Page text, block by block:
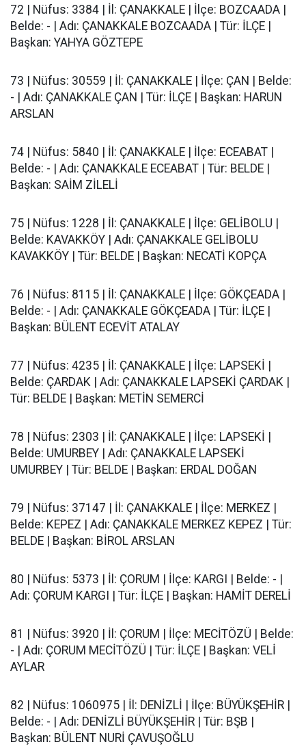
72 | Nüfus: 3384 | İl: ÇANAKKALE | İlçe: BOZCAADA |
Belde: - | Adı: ÇANAKKALE BOZCAADA | Tür: İLÇE |
Başkan: YAHYA GÖZTEPE
73 | Nüfus: 30559 | İl: ÇANAKKALE | İlçe: ÇAN | Belde:
- | Adı: ÇANAKKALE ÇAN | Tür: İLÇE | Başkan: HARUN
ARSLAN
74 | Nüfus: 5840 | İl: ÇANAKKALE | İlçe: ECEABAT |
Belde: - | Adı: ÇANAKKALE ECEABAT | Tür: BELDE |
Başkan: SAİM ZİLELİ
75 | Nüfus: 1228 | İl: ÇANAKKALE | İlçe: GELİBOLU |
Belde: KAVAKKÖY | Adı: ÇANAKKALE GELİBOLU
KAVAKKÖY | Tür: BELDE | Başkan: NECATİ KOPÇA
76 | Nüfus: 8115 | İl: ÇANAKKALE | İlçe: GÖKÇEADA |
Belde: - | Adı: ÇANAKKALE GÖKÇEADA | Tür: İLÇE |
Başkan: BÜLENT ECEVİT ATALAY
77 | Nüfus: 4235 | İl: ÇANAKKALE | İlçe: LAPSEKİ |
Belde: ÇARDAK | Adı: ÇANAKKALE LAPSEKİ ÇARDAK |
Tür: BELDE | Başkan: METİN SEMERCİ
78 | Nüfus: 2303 | İl: ÇANAKKALE | İlçe: LAPSEKİ |
Belde: UMURBEY | Adı: ÇANAKKALE LAPSEKİ
UMURBEY | Tür: BELDE | Başkan: ERDAL DOĞAN
79 | Nüfus: 37147 | İl: ÇANAKKALE | İlçe: MERKEZ |
Belde: KEPEZ | Adı: ÇANAKKALE MERKEZ KEPEZ | Tür:
BELDE | Başkan: BİROL ARSLAN
80 | Nüfus: 5373 | İl: ÇORUM | İlçe: KARGI | Belde: - |
Adı: ÇORUM KARGI | Tür: İLÇE | Başkan: HAMİT DERELİ
81 | Nüfus: 3920 | İl: ÇORUM | İlçe: MECİTÖZÜ | Belde:
- | Adı: ÇORUM MECİTÖZÜ | Tür: İLÇE | Başkan: VELİ
AYLAR
82 | Nüfus: 1060975 | İl: DENİZLİ | İlçe: BÜYÜKŞEHİR |
Belde: - | Adı: DENİZLİ BÜYÜKŞEHİR | Tür: BŞB |
Başkan: BÜLENT NURİ ÇAVUŞOĞLU